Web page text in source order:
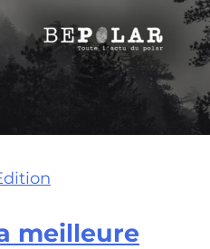
meilleure